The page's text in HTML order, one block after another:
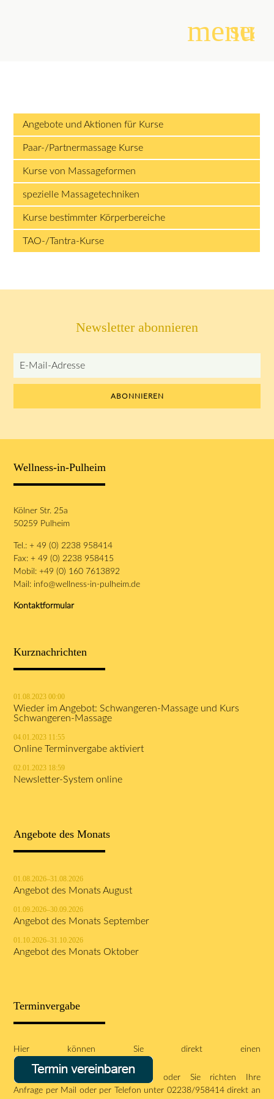
menu
Angebote und Aktionen für Kurse
Paar-/Partnermassage Kurse
Kurse von Massageformen
spezielle Massagetechniken
Kurse bestimmter Körperbereiche
TAO-/Tantra-Kurse
Newsletter abonnieren
E-
Mail-
ABONNIEREN
Wellness-in-Pulheim
Kölner Str. 25a
50259 Pulheim
Tel.: + 49 (0) 2238 958414
Fax: + 49 (0) 2238 958415
Mobil: +49 (0) 160 7613892
Mail: info@wellness-in-pulheim.de
Kontaktformular
Kurznachrichten
01.08.2023 00:00
Wieder im Angebot: Schwangeren-Massage und Kurs
Schwangeren-Massage
04.01.2023 11:55
Online Terminvergabe aktiviert
02.01.2023 18:59
Newsletter-System online
Angebote des Monats
01.08.2026–31.08.2026
Angebot des Monats August
01.09.2026–30.09.2026
Angebot des Monats September
01.10.2026–31.10.2026
Angebot des Monats Oktober
Terminvergabe
Hier können Sie direkt einen
oder Sie richten Ihre
Anfrage per Mail oder per Telefon unter 02238/958414 direkt an